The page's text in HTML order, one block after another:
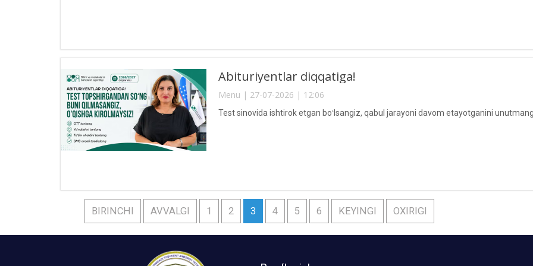
Abituriyentlar diqqatiga!
Menu | 27-07-2026 | 12:06
Test sinovida ishtirok etgan boʻlsangiz, qabul jarayoni davom etayotganini
BIRINCHI AVVALGI 1 2 3 4 5 6 KEYINGI OXIRIGI